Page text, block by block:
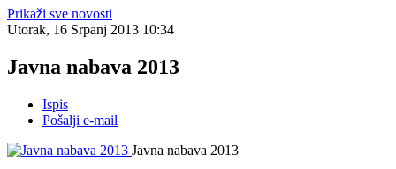
Prikaži sve novosti
Utorak, 16 Srpanj 2013 10:34
Javna nabava 2013
Ispis
Pošalji e-mail
Javna nabava 2013